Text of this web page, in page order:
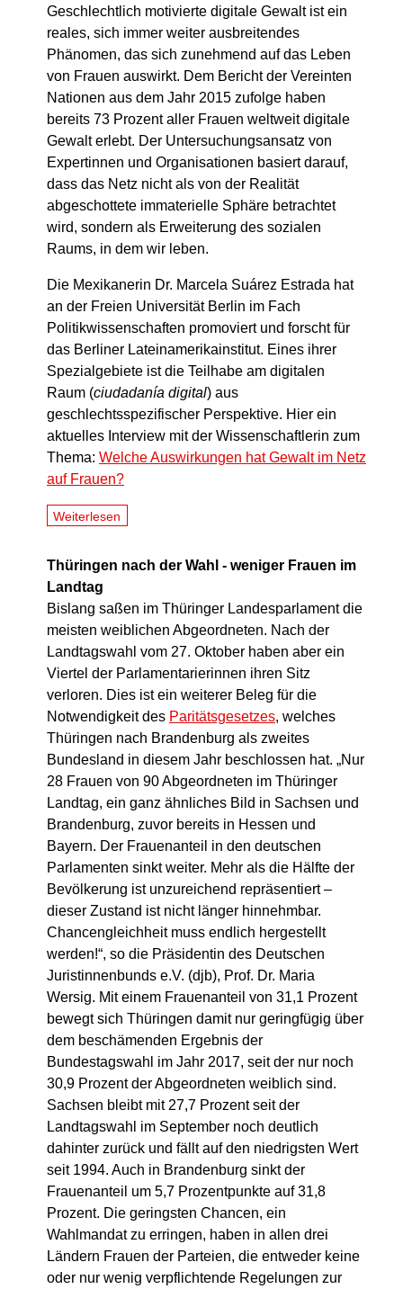
Geschlechtlich motivierte digitale Gewalt ist ein
reales, sich immer weiter ausbreitendes
Phänomen, das sich zunehmend auf das Leben
von Frauen auswirkt. Dem Bericht der Vereinten
Nationen aus dem Jahr 2015 zufolge haben
bereits 73 Prozent aller Frauen weltweit digitale
Gewalt erlebt. Der Untersuchungsansatz von
Expertinnen und Organisationen basiert darauf,
dass das Netz nicht als von der Realität
abgeschottete immaterielle Sphäre betrachtet
wird, sondern als Erweiterung des sozialen
Raums, in dem wir leben.
Die Mexikanerin Dr. Marcela Suárez Estrada hat
an der Freien Universität Berlin im Fach
Politikwissenschaften promoviert und forscht für
das Berliner Lateinamerikainstitut. Eines ihrer
Spezialgebiete ist die Teilhabe am digitalen
Raum (ciudadanía digital) aus
geschlechtsspezifischer Perspektive. Hier ein
aktuelles Interview mit der Wissenschaftlerin zum
Thema: Welche Auswirkungen hat Gewalt im Netz
auf Frauen?
Weiterlesen
Thüringen nach der Wahl - weniger Frauen im
Landtag
Bislang saßen im Thüringer Landesparlament die
meisten weiblichen Abgeordneten. Nach der
Landtagswahl vom 27. Oktober haben aber ein
Viertel der Parlamentarierinnen ihren Sitz
verloren. Dies ist ein weiterer Beleg für die
Notwendigkeit des Paritätsgesetzes, welches
Thüringen nach Brandenburg als zweites
Bundesland in diesem Jahr beschlossen hat. „Nur
28 Frauen von 90 Abgeordneten im Thüringer
Landtag, ein ganz ähnliches Bild in Sachsen und
Brandenburg, zuvor bereits in Hessen und
Bayern. Der Frauenanteil in den deutschen
Parlamenten sinkt weiter. Mehr als die Hälfte der
Bevölkerung ist unzureichend repräsentiert –
dieser Zustand ist nicht länger hinnehmbar.
Chancengleichheit muss endlich hergestellt
werden!“, so die Präsidentin des Deutschen
Juristinnenbunds e.V. (djb), Prof. Dr. Maria
Wersig. Mit einem Frauenanteil von 31,1 Prozent
bewegt sich Thüringen damit nur geringfügig über
dem beschämenden Ergebnis der
Bundestagswahl im Jahr 2017, seit der nur noch
30,9 Prozent der Abgeordneten weiblich sind.
Sachsen bleibt mit 27,7 Prozent seit der
Landtagswahl im September noch deutlich
dahinter zurück und fällt auf den niedrigsten Wert
seit 1994. Auch in Brandenburg sinkt der
Frauenanteil um 5,7 Prozentpunkte auf 31,8
Prozent. Die geringsten Chancen, ein
Wahlmandat zu erringen, haben in allen drei
Ländern Frauen der Parteien, die entweder keine
oder nur wenig verpflichtende Regelungen zur